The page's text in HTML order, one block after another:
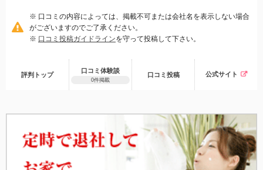
※ 口コミの内容によっては、掲載不可または会社名を表示しない場合
がございますのでご了承ください。
※ 口コミ投稿ガイドラインを守って投稿して下さい。
評判トップ
口コミ体験談
0件掲載
口コミ 投稿 公式サイト